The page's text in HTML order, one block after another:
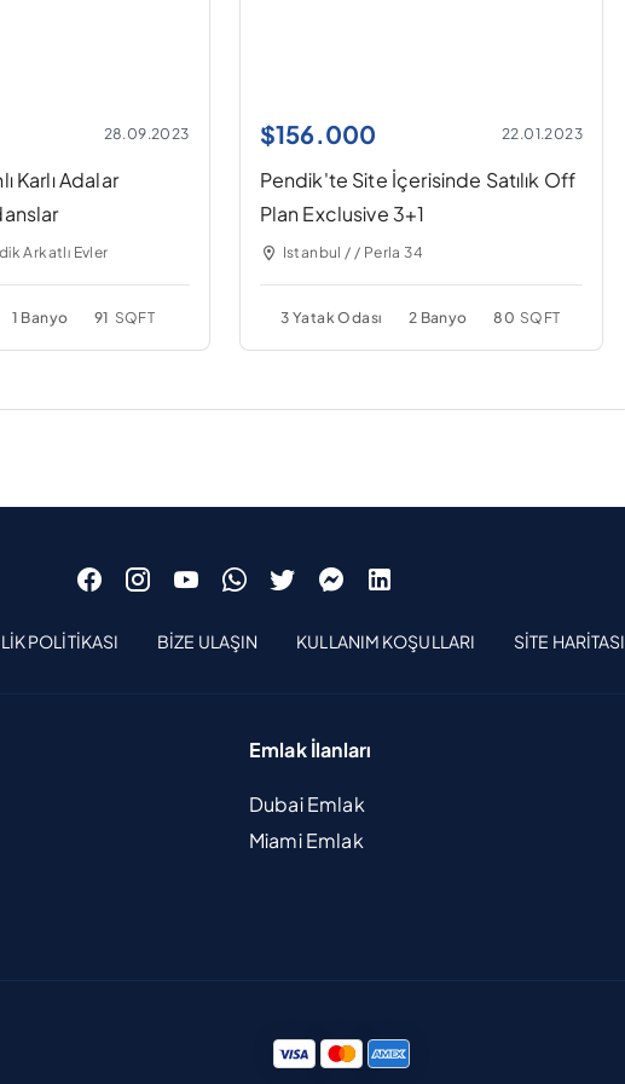
28.09.2023
Karlı Adalar
Arkatlı Evler
1 Banyo 91 SQFT
$156.000 22.01.2023
Pendik'te Site İçerisinde Satılık Off
Plan Exclusive 3+1
Istanbul / / Perla 34
3 Yatak Odası 2 Banyo 80 SQFT
POLITIKASI BIZE ULAŞIN KULLANIM KOŞULLARI SITE HARITASI
Emlak İlanları
Dubai Emlak
Miami Emlak